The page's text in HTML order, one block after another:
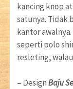
kancing knop
satunya. Tidak
kantor
seperti polo
resleting,
– DesignBaju